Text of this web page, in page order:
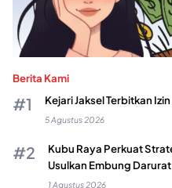
Berita Kami
Kejari Jaksel Terbitkan
5 Agustus 2026
Kubu Raya Perkuat
Usulkan Embung
1 Agustus 2026